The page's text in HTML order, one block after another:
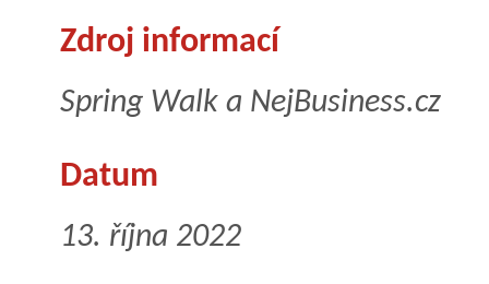
Zdroj informací
Spring Walk a NejBusiness.cz
Datum
13. října 2022